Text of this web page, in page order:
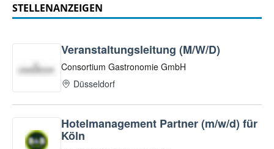
STELLENANZEIGEN